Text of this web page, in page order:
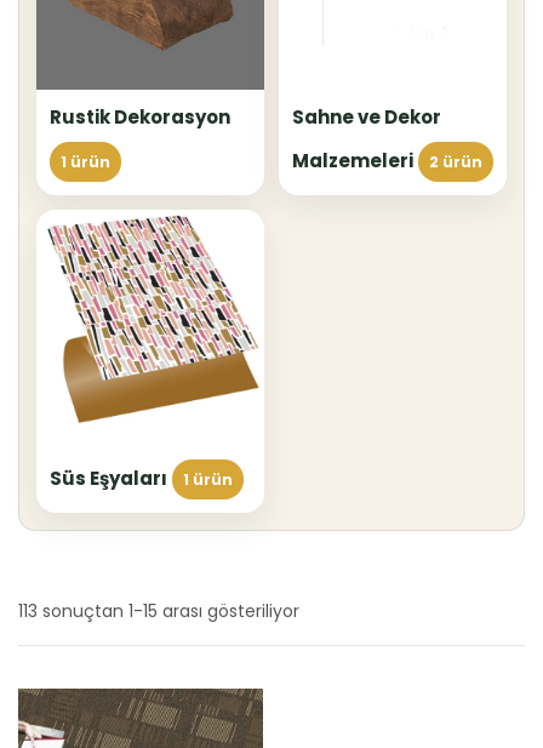
Rustik Dekorasyon
1 ürün
Sahne ve Dekor
Malzemeleri
2 ürün
Süs Eşyaları 1 ürün
113 sonuçtan 1-15 arası gösteriliyor